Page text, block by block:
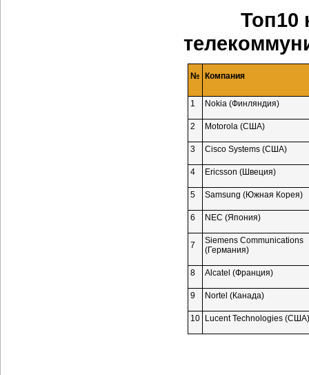
Топ10
№ Компания
1 Nokia (Финляндия)
2 Motorola (США)
3 Cisco Systems (США)
4 Ericsson (Швеция)
5 Samsung (Южная Корея)
6 NEC (Япония)
7
Siemens Communications
(Германия)
8 Alcatel (Франция)
9 Nortel (Канада)
10 Lucent Technologies (США)